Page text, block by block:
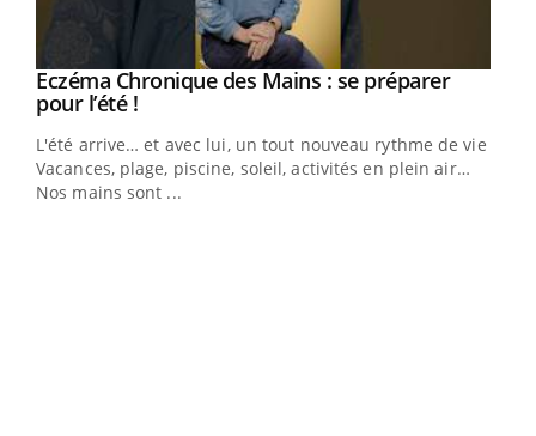
Youtube
Eczéma Chronique des Mains : se préparer
pour l’été !Youtube
L'été arrive… et avec lui, un tout nouveau rythme de vie !
Vacances, plage, piscine, soleil, activités en plein air…
Nos mains sont ...